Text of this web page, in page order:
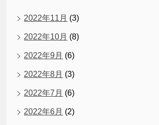
2022年11月 (3)
2022年10月 (8)
2022年9月 (6)
2022年8月 (3)
2022年7月 (6)
2022年6月 (2)